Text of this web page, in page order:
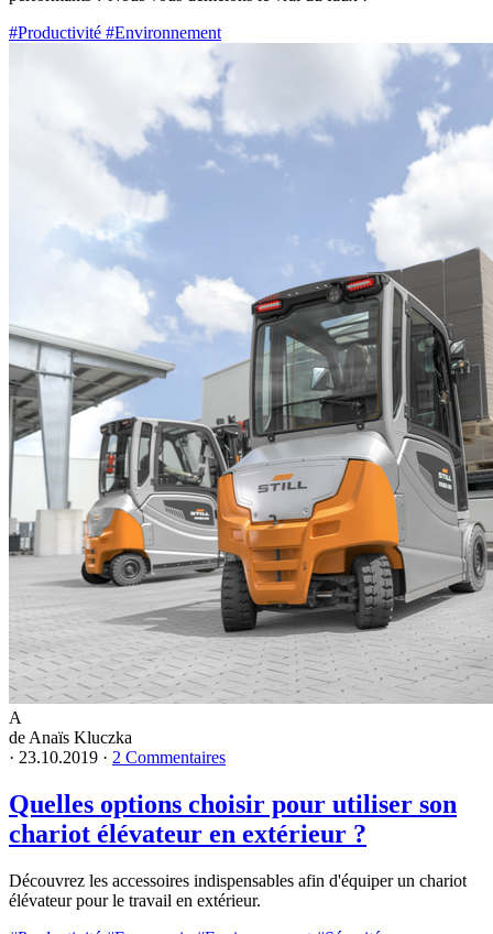
#Productivité #Environnement
A
de Anaïs Kluczka
· 23.10.2019 · 2 Commentaires
Quelles options choisir pour utiliser son
chariot élévateur en extérieur ?
Découvrez les accessoires indispensables afin d'équiper un chariot
élévateur pour le travail en extérieur.